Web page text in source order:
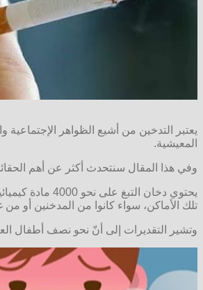
يعتبر التدخين من أشيع الظواهر
المعيشية.
وفي هذا المقال سنتحدث أكثر عن أهم
تلك الأماكن، سواء كانوا من المدخنين أو
وتشير التقديرات إلى أنّ نحو نصف أطفال العالم تقريباً يستنشقون